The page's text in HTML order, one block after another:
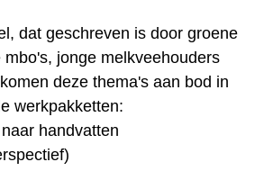
dat geschreven is door groene
mbo's, jonge melkveehouders
deze thema's aan bod in
werkpakketten:
handvatten